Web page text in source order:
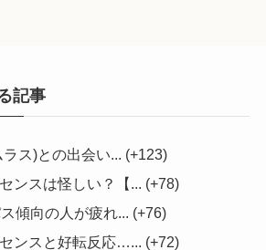
記事
ラス)との出会い... +123
ンスは怪しい？【... +78
傾向の人が疲れ... +76
ンスと好転反応…... +72